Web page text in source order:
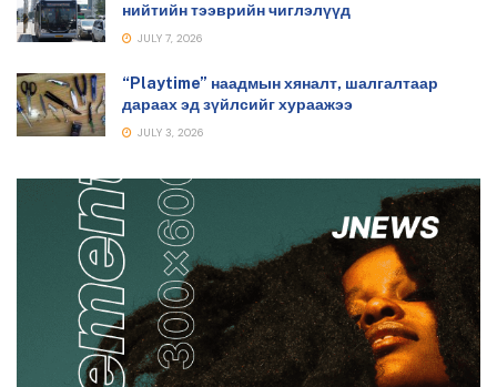
нийтийн тээврийн чиглэлүүд
JULY 7, 2026
“Playtime” наадмын хяналт, шалгалтаар
дараах эд зүйлсийг хураажээ
JULY 3, 2026